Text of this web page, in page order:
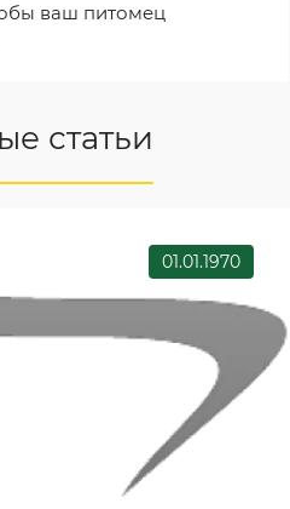
ваш питомец
статьи
01.01.1970